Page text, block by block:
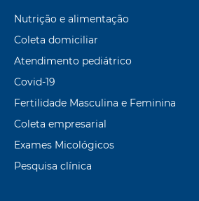
Nutrição e alimentação
Coleta domiciliar
Atendimento pediátrico
Covid-19
Fertilidade Masculina e Feminina
Coleta empresarial
Exames Micológicos
Pesquisa clínica